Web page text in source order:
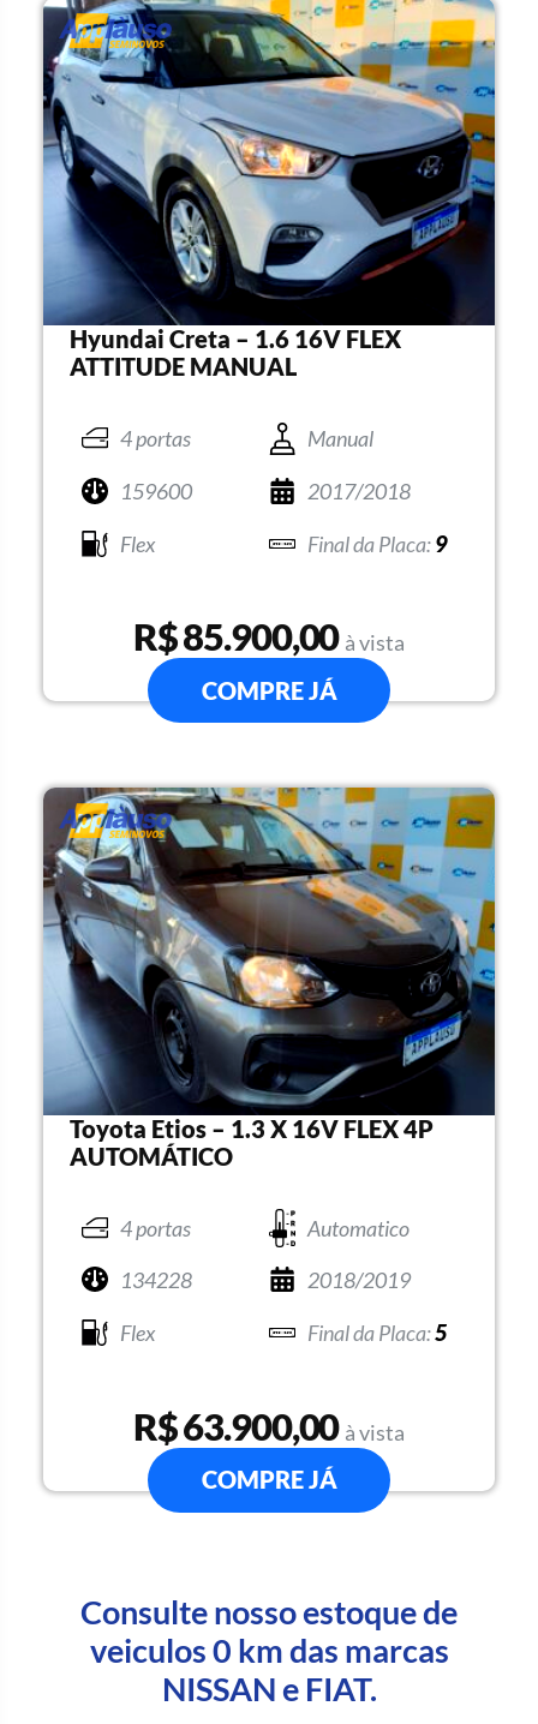
Hyundai Creta – 1.6 16V FLEX
ATTITUDE MANUAL
4 portas
Manual
159600
2017/2018
Flex
9
R$ 85.900,00 à vista
COMPRE JÁ
Toyota Etios – 1.3 X 16V FLEX 4P
AUTOMÁTICO
4 portas
Automatico
134228
2018/2019
Flex
5
R$ 63.900,00 à vista
COMPRE JÁ
Consulte nosso estoque de
veiculos 0 km das marcas
NISSAN e FIAT.